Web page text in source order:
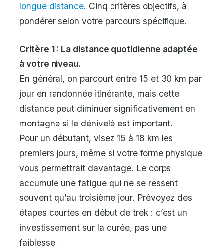
longue distance. Cinq critères objectifs, à
pondérer selon votre parcours spécifique.
Critère 1 : La distance quotidienne adaptée
à votre niveau.
En général, on parcourt entre 15 et 30 km par
jour en randonnée itinérante, mais cette
distance peut diminuer significativement en
montagne si le dénivelé est important.
Pour un débutant, visez 15 à 18 km les
premiers jours, même si votre forme physique
vous permettrait davantage. Le corps
accumule une fatigue qui ne se ressent
souvent qu’au troisième jour. Prévoyez des
étapes courtes en début de trek : c’est un
investissement sur la durée, pas une
faiblesse.